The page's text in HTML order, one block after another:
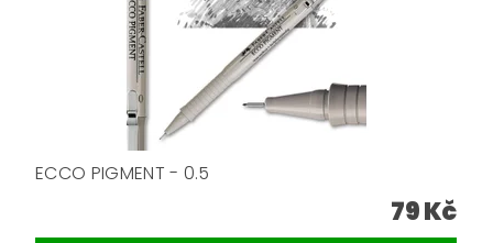
ECCO PIGMENT - 0.5
79 Kč